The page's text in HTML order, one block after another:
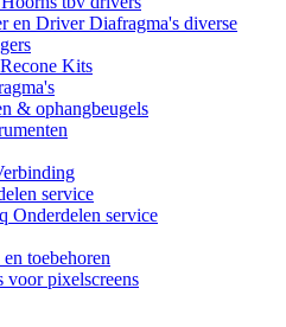
en Driver Diafragma's diverse
Kits
& ophangbeugels
service
Onderdelen service
toebehoren
voor pixelscreens